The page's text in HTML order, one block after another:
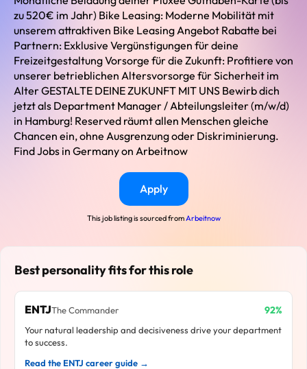
zu 520€ im Jahr) Bike Leasing: Moderne Mobilität mit
unserem attraktiven Bike Leasing Angebot Rabatte bei
Partnern: Exklusive Vergünstigungen für deine
Freizeitgestaltung Vorsorge für die Zukunft: Profitiere von
unserer betrieblichen Altersvorsorge für Sicherheit im
Alter GESTALTE DEINE ZUKUNFT MIT UNS Bewirb dich
jetzt als Department Manager / Abteilungsleiter (m/w/d)
in Hamburg! Reserved räumt allen Menschen gleiche
Chancen ein, ohne Ausgrenzung oder Diskriminierung.
Find Jobs in Germany on Arbeitnow
Apply
This job listing is sourced fromArbeitnow
Best personality fits for this role
ENTJThe Commander 92%
Your natural leadership and decisiveness drive your department
to success.
Read the ENTJ career guide →